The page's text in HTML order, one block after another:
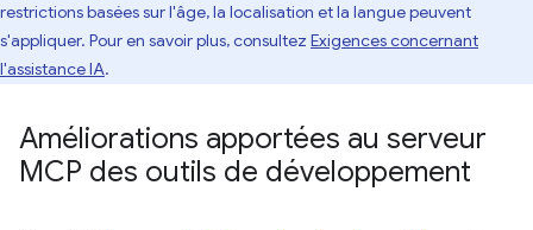
restrictions basées sur l'âge, la localisation et la langue peuvent
s'appliquer. Pour en savoir plus, consultez Exigences concernant
l'assistance IA.
Améliorations apportées au serveur
MCP des outils de développement